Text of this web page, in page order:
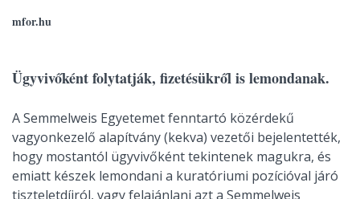
mfor.hu
Ügyvivőként folytatják, fizetésükről is lemondanak.
A Semmelweis Egyetemet fenntartó közérdekű
vagyonkezelő alapítvány (kekva) vezetői bejelentették,
hogy mostantól ügyvivőként tekintenek magukra, és
emiatt készek lemondani a kuratóriumi pozícióval járó
tiszteletdíjról, vagy felajánlani azt a Semmelweis